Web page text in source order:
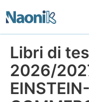
Libri di
2026/